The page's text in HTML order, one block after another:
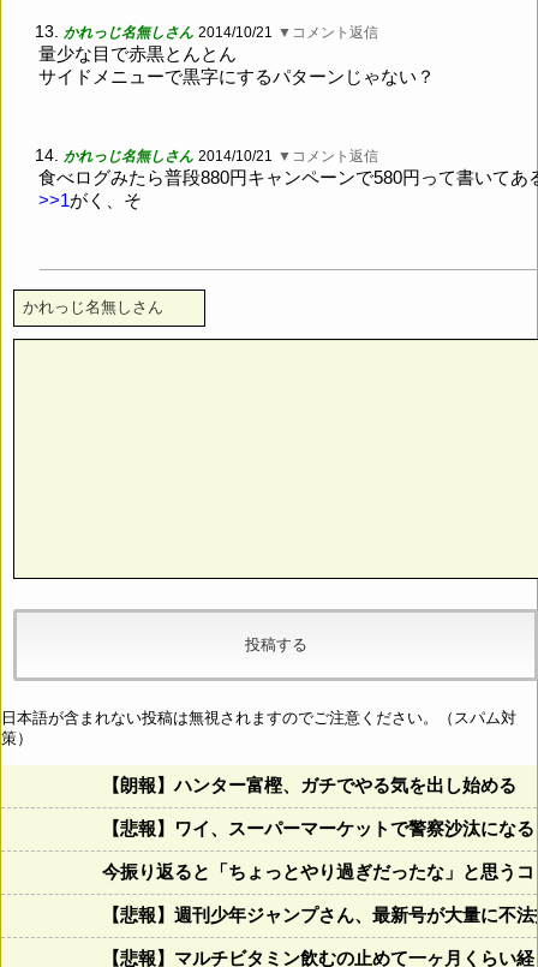
13. かれっじ名無しさん 2014/10/21 ▼コメント返信
量少な目で赤黒とんとん
サイドメニューで黒字にするパターンじゃない？
14. かれっじ名無しさん 2014/10/21 ▼コメント返信
食べログみたら普段880円キャンペーンで580円って書いてあ
>>1がく、そ
日本語が含まれない投稿は無視されますのでご注意ください。（スパム対
策）
【朗報】ハンター富樫、ガチでやる気を出し始める
【悲報】ワイ、スーパーマーケットで警察沙汰にな
今振り返ると「ちょっとやり過ぎだったな」と思う
【悲報】週刊少年ジャンプさん、最新号が大量に不
【悲報】マルチビタミン飲むの止めて一ヶ月くらい